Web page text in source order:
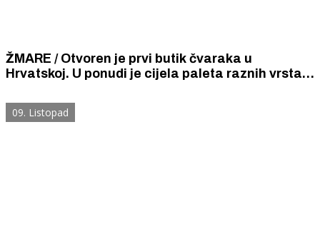
ŽMARE / Otvoren je prvi butik čvaraka u
Hrvatskoj. U ponudi je cijela paleta raznih vrsta -
ljuti...
09. Listopad